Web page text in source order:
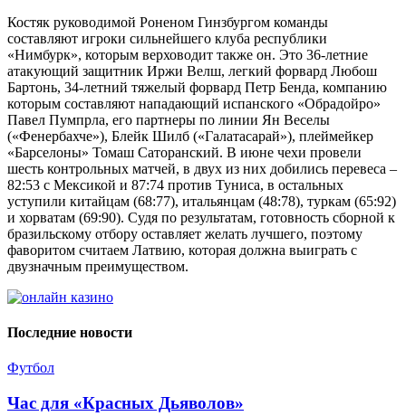
Костяк руководимой Роненом Гинзбургом команды
составляют игроки сильнейшего клуба республики
«Нимбурк», которым верховодит также он. Это 36-летние
атакующий защитник Иржи Велш, легкий форвард Любош
Бартонь, 34-летний тяжелый форвард Петр Бенда, компанию
которым составляют нападающий испанского «Обрадойро»
Павел Пумпрла, его партнеры по линии Ян Веселы
(«Фенербахче»), Блейк Шилб («Галатасарай»), плеймейкер
«Барселоны» Томаш Саторанский. В июне чехи провели
шесть контрольных матчей, в двух из них добились перевеса –
82:53 с Мексикой и 87:74 против Туниса, в остальных
уступили китайцам (68:77), итальянцам (48:78), туркам (65:92)
и хорватам (69:90). Судя по результатам, готовность сборной к
бразильскому отбору оставляет желать лучшего, поэтому
фаворитом считаем Латвию, которая должна выиграть с
двузначным преимуществом.
Последние новости
Футбол
Час для «Красных Дьяволов»